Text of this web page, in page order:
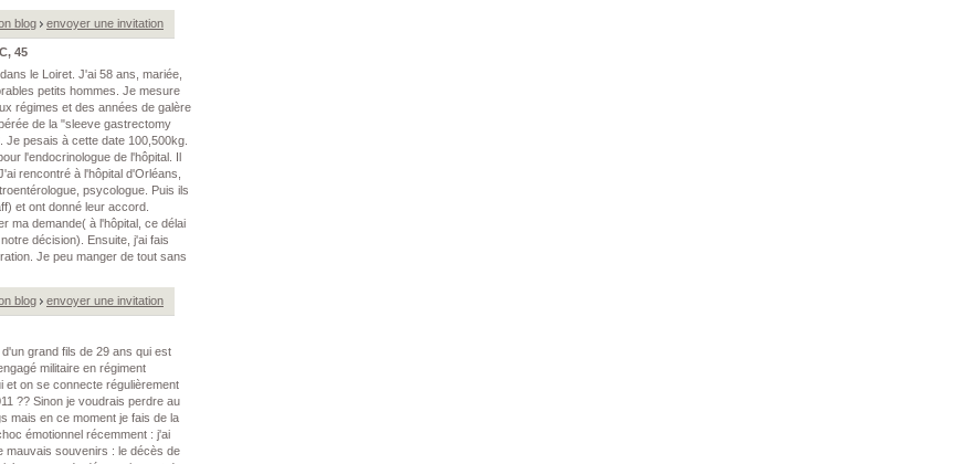
blog envoyer une invitation
45
le Loiret. J'ai 58 ans, mariée,
petits hommes. Je mesure
régimes et des années de galère
de la "sleeve gastrectomy
pesais à cette date 100,500kg.
l'endocrinologue de l'hôpital. Il
rencontré à l'hôpital d'Orléans,
psycologue. Puis ils
et ont donné leur accord.
ma demande( à l'hôpital, ce délai
décision). Ensuite, j'ai fais
Je peu manger de tout sans
blog envoyer une invitation
grand fils de 29 ans qui est
militaire en régiment
et on se connecte régulièrement
?? Sinon je voudrais perdre au
mais en ce moment je fais de la
émotionnel récemment : j'ai
mauvais souvenirs : le décès de